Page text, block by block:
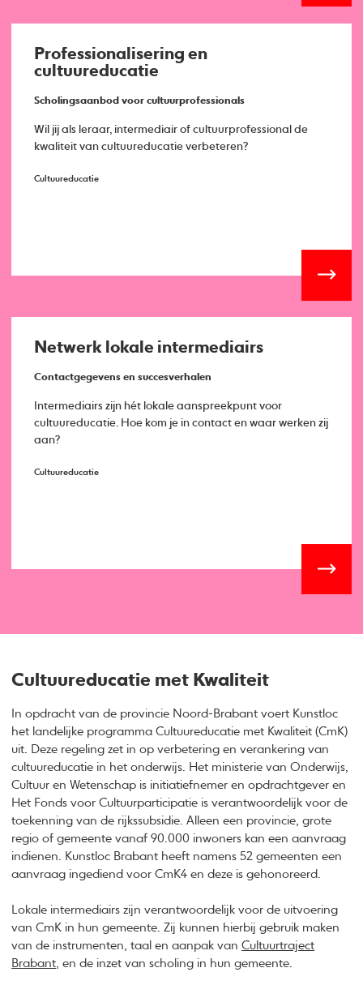
Professionalisering en
cultuureducatie
Scholingsaanbod voor cultuurprofessionals
Wil jij als leraar, intermediair of cultuurprofessional de
kwaliteit van cultuureducatie verbeteren?
Cultuureducatie
Netwerk lokale intermediairs
Contactgegevens en succesverhalen
Intermediairs zijn hét lokale aanspreekpunt voor
cultuureducatie. Hoe kom je in contact en waar werken zij
aan?
Cultuureducatie
Cultuureducatie met Kwaliteit
In opdracht van de provincie Noord-Brabant voert Kunstloc
het landelijke programma Cultuureducatie met Kwaliteit (CmK)
uit. Deze regeling zet in op verbetering en verankering van
cultuureducatie in het onderwijs. Het ministerie van Onderwijs,
Cultuur en Wetenschap is initiatiefnemer en opdrachtgever en
Het Fonds voor Cultuurparticipatie is verantwoordelijk voor de
toekenning van de rijkssubsidie. Alleen een provincie, grote
regio of gemeente vanaf 90.000 inwoners kan een aanvraag
indienen. Kunstloc Brabant heeft namens 52 gemeenten een
aanvraag ingediend voor CmK4 en deze is gehonoreerd.
Lokale intermediairs zijn verantwoordelijk voor de uitvoering
van CmK in hun gemeente. Zij kunnen hierbij gebruik maken
van de instrumenten, taal en aanpak vanCultuurtraject
Brabant, en de inzet van scholing in hun gemeente.